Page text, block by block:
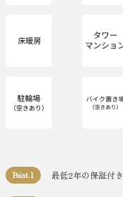
Point.1 最低2年の保証付き